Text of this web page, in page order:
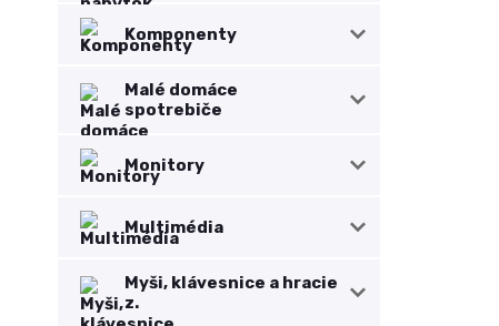
Komponenty
Malé domáce
spotrebiče
Monitory
Multimédia
Myši, klávesnice a hracie
z.